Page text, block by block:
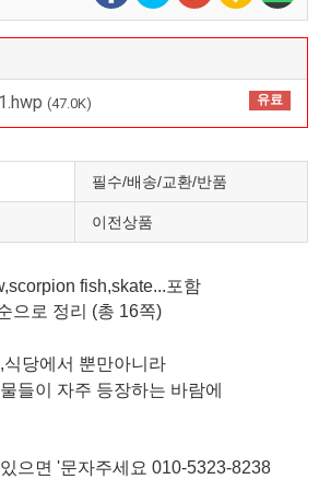
(47.0K) 유료
필수/배송/교환/반품
이전상품
fish,skate...포함
으로 정리 (총 16쪽)
당에서 뿐만아니라
들이 자주 등장하는 바람에
으면 '문자주세요 010-5323-8238